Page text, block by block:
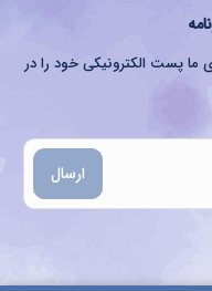
ما پست الکترونیکی خود را در
ارسال